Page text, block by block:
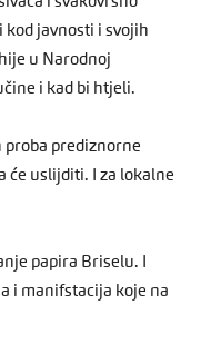
kod javnosti i svojih
u Narodnoj
i kad bi htjeli.
proba prediznorne
će uslijditi. I za lokalne
papira Briselu. I
i manifstacija koje na